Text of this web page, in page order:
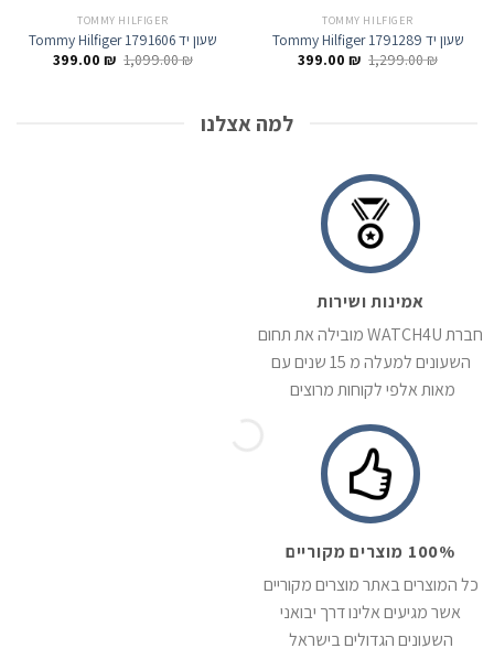
TOMMY HILFIGER
שעון יד Tommy Hilfiger 1791289
1,299.00₪ המחיר399.00 ₪ המחיר
TOMMY HILFIGER
שעון יד Tommy Hilfiger 1791606
1,099.00₪ המחיר399.00 ₪ המחיר
למה אצלנו
אמינות ושירות
חברת WATCH4U מובילה את תחום
השעונים למעלה מ 15 שנים עם
מאות אלפי לקוחות מרוצים
100% מוצרים מקוריים
כל המוצרים באתר מוצרים מקוריים
אשר מגיעים אלינו דרך יבואני
השעונים הגדולים בישראל